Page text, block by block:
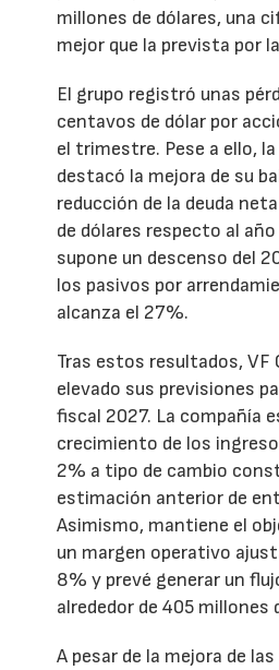
millones de dólares, una
mejor que la prevista por
El grupo registró unas
centavos de dólar por
el trimestre. Pese a ello,
destacó la mejora de su
reducción de la deuda
de dólares respecto al
supone un descenso del
los pasivos por
alcanza el 27%.
Tras estos resultados, VF
elevado sus previsiones
fiscal 2027. La compañía
crecimiento de los
2% a tipo de cambio
estimación anterior de
Asimismo, mantiene el
un margen operativo
8% y prevé generar un
alrededor de 405 millones
A pesar de la mejora de